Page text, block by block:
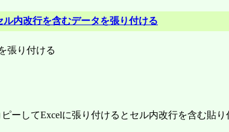
ル内改行を含むデータを張り付ける
張り付ける
ーしてExcelに張り付けるとセル内改行を含む貼り